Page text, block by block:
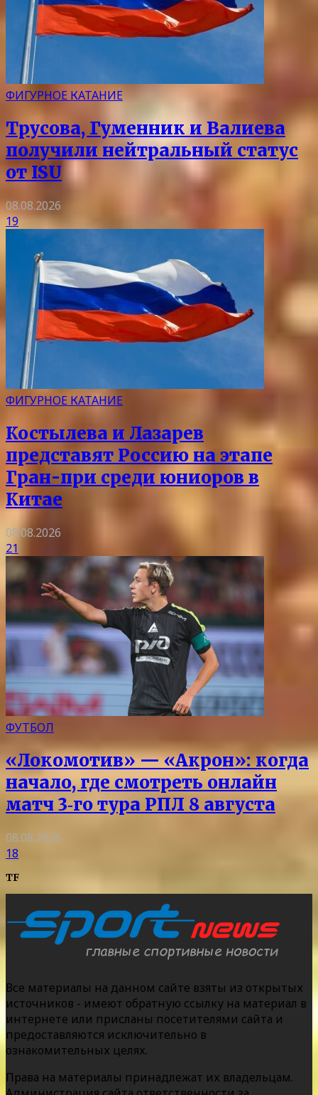
ФИГУРНОЕ КАТАНИЕ
Трусова, Гуменник и Валиева
получили нейтральный статус
от ISU
08.08.2026
19
ФИГУРНОЕ КАТАНИЕ
Костылева и Лазарев
представят Россию на этапе
Гран-при среди юниоров в
Китае
08.08.2026
21
ФУТБОЛ
«Локомотив» — «Акрон»: когда
начало, где смотреть онлайн
матч 3‑го тура РПЛ 8 августа
08.08.2026
18
TF
Все материалы на данном сайте взяты из открытых
источников - имеют обратную ссылку на материал в
интернете или присланы посетителями сайта и
предоставляются исключительно в
ознакомительных целях.
Права на материалы принадлежат их владельцам.